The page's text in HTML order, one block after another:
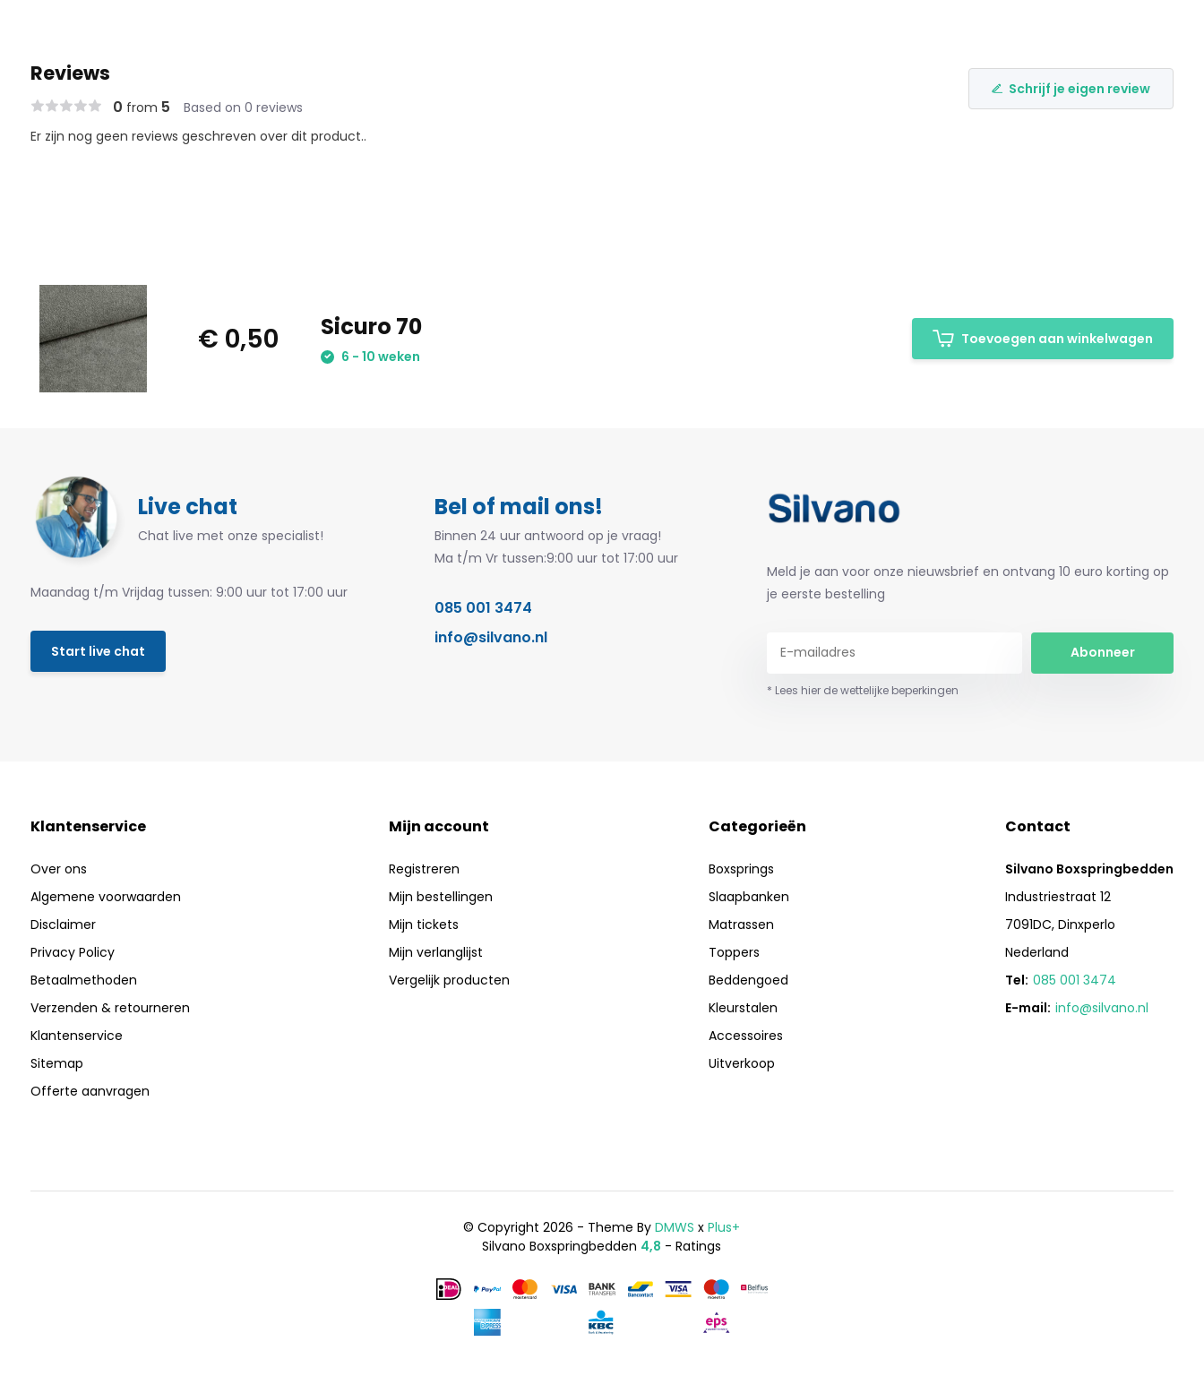
Reviews
0 from 5 Based on 0 reviews
Schrijf je eigen review
Er zijn nog geen reviews geschreven over dit product..
€ 0,50 Sicuro 70
6 - 10 weken
Toevoegen aan winkelwagen
Live chat
Chat live met onze specialist!
Maandag t/m Vrijdag tussen: 9:00 uur tot 17:00 uur
Start live chat
Bel of mail ons!
Binnen 24 uur antwoord op je vraag!
Ma t/m Vr tussen:9:00 uur tot 17:00 uur
085 001 3474
info@silvano.nl
Meld je aan voor onze nieuwsbrief en ontvang 10 euro korting op
je eerste bestelling
Abonneer
* Lees hier de wettelijke beperkingen
Klantenservice
Over ons
Algemene voorwaarden
Disclaimer
Privacy Policy
Betaalmethoden
Verzenden & retourneren
Klantenservice
Sitemap
Offerte aanvragen
Mijn account
Registreren
Mijn bestellingen
Mijn tickets
Mijn verlanglijst
Vergelijk producten
Categorieën
Boxsprings
Slaapbanken
Matrassen
Toppers
Beddengoed
Kleurstalen
Accessoires
Uitverkoop
Contact
Silvano Boxspringbedden
Industriestraat 12
7091DC, Dinxperlo
Nederland
Tel: 085 001 3474
E-mail: info@silvano.nl
© Copyright 2026 - Theme ByDMWS xPlus+
Silvano Boxspringbedden 4,8 - Ratings